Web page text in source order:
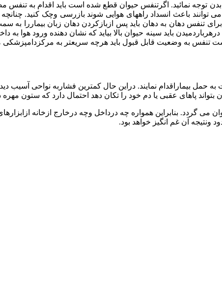
نمائید. اگرتنفس حیوان قطع شده است باید اقدام به تنفس
وداخل دهان را ازلحاظ اجسام خارجی نظیردندان شکسته. سنگریزه . کف و۰۰۰۰ که می توانند باعث انسداد راههای
برای تنفس دهان به دهان باید پس ازبازکردن دهان زبان بیماررا
۱۰ بارتنفس مصنوعی را انجام داد. با برگشت تنفس به وضعیت قابل قبول باید هرچه سریعتر
به حمل بیماراقدام نمایند. دراین حال کمترین فشاربه نواحی
پاهای عقبی یا دم خود را تکان دهد احتمال دارد که ستون
می گردد. بنابراین همواره چه درداخل وچه درخارج ازخانه
آن غم انگیز خواهد بود.